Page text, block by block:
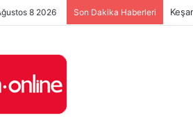
8 2026 Son Dakika Haberleri